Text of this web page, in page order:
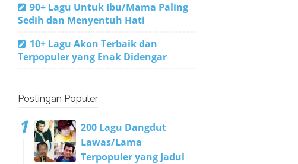
90+ Lagu Untuk Ibu/Mama Paling
Sedih dan Menyentuh Hati
10+ Lagu Akon Terbaik dan
Terpopuler yang Enak Didengar
Postingan Populer
200 Lagu Dangdut
Lawas/Lama
Terpopuler yang Jadul